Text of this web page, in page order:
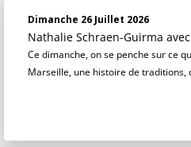
Dimanche 26 Juillet 2026
Nathalie Schraen-Guirma
Ce dimanche, on se penche sur ce
Marseille, une histoire de